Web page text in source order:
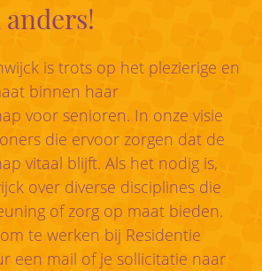
is trots op het plezierige en
binnen haar
voor senioren. In onze visie
die ervoor zorgen dat de
vitaal blijft. Als het nodig is,
over diverse disciplines die
of zorg op maat bieden.
te werken bij Residentie
een mail of je sollicitatie naar